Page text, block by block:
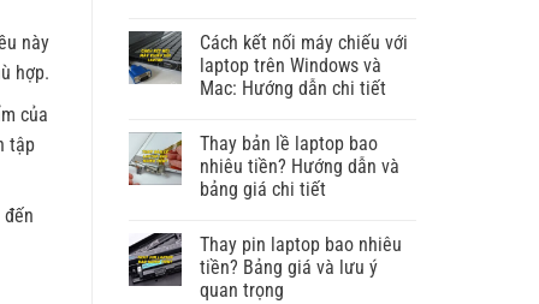
này
hợp.
của
tập
Cách kết nối máy chiếu với
laptop trên Windows và
Mac: Hướng dẫn chi tiết
Thay bản lề laptop bao
nhiêu tiền? Hướng dẫn và
bảng giá chi tiết
Thay pin laptop bao nhiêu
tiền? Bảng giá và lưu ý
quan trọng